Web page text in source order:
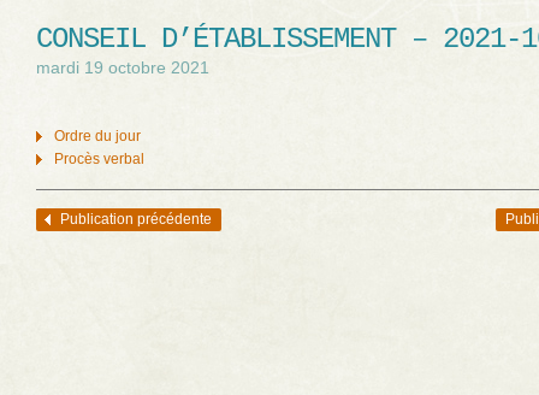
CONSEIL D’ÉTABLISSEMENT – 2021-
mardi 19 octobre 2021
Ordre du jour
Procès verbal
Navigation des articles
Publication précédente